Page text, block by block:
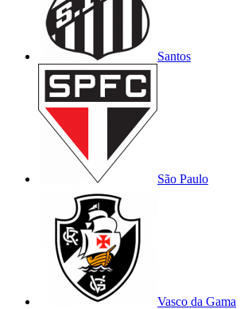
Santos
São Paulo
Vasco da Gama